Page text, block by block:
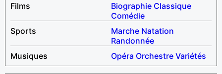
Films
Biographie Classique
Comédie
Sports
Marche Natation
Randonnée
Musiques
Opéra Orchestre Variétés